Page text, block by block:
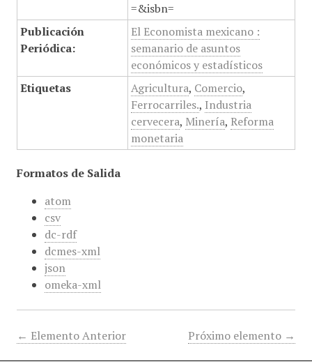
=&isbn=
Publicación
Periódica:
El Economista mexicano :
semanario de asuntos
económicos y estadísticos
Etiquetas
Agricultura, Comercio,
Ferrocarriles., Industria
cervecera, Minería, Reforma
monetaria
Formatos de Salida
atom
csv
dc-rdf
dcmes-xml
json
omeka-xml
← Elemento Anterior Próximo elemento →